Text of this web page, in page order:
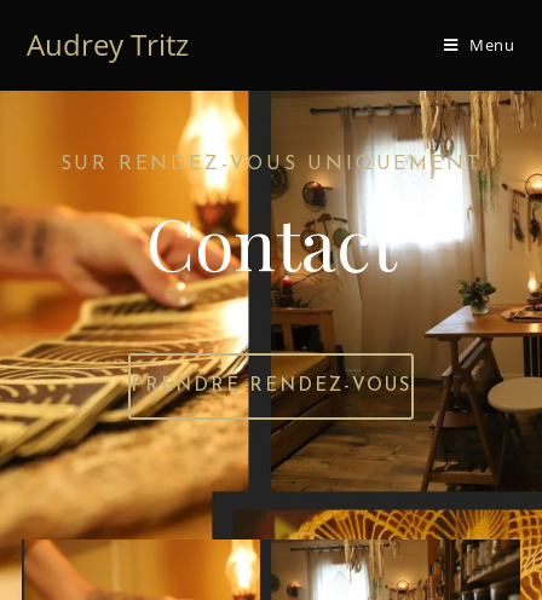
Audrey Tritz Menu
SUR RENDEZ-VOUS UNIQUEMENT
Contact
PRENDRE RENDEZ-VOUS